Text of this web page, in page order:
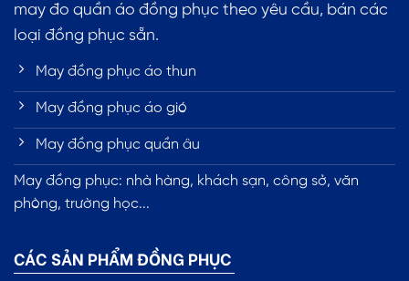
may đo quần áo đồng phục theo yêu cầu, bán các
loại đồng phục sẵn.
May đồng phục áo thun
May đồng phục áo gió
May đồng phục quần âu
May đồng phục: nhà hàng, khách sạn, công sở, văn
phòng, trường học...
CÁC SẢN PHẨM ĐỒNG PHỤC